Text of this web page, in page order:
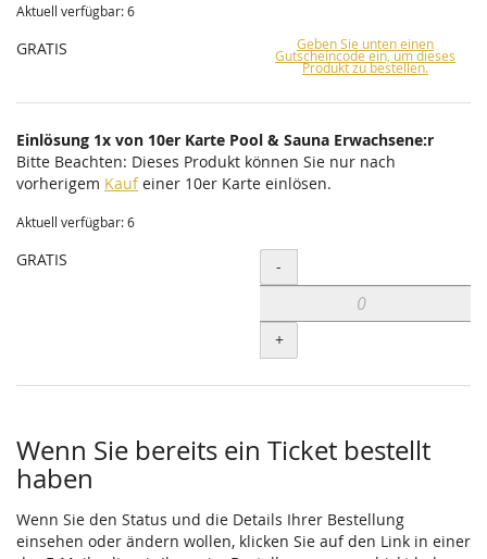
Aktuell verfügbar: 6
GRATIS Geben Sie unten einen
Gutscheincode ein, um dieses
Produkt zu bestellen.
Einlösung 1x von 10er Karte Pool & Sauna Erwachsene:r
Bitte Beachten: Dieses Produkt können Sie nur nach
vorherigem Kaufeiner 10er Karte einlösen.
Aktuell verfügbar: 6
GRATIS Menge
-
+
Wenn Sie bereits ein Ticket bestellt
haben
Wenn Sie den Status und die Details Ihrer Bestellung
einsehen oder ändern wollen, klicken Sie auf den Link in einer